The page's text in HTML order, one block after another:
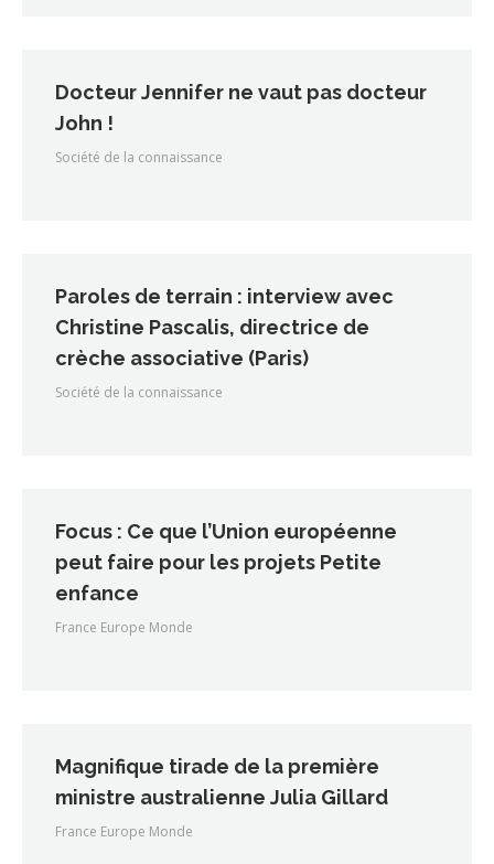
Docteur Jennifer ne vaut pas docteur
John !
Société de la connaissance
Paroles de terrain : interview avec
Christine Pascalis, directrice de
crèche associative (Paris)
Société de la connaissance
Focus : Ce que l’Union européenne
peut faire pour les projets Petite
enfance
France Europe Monde
Magnifique tirade de la première
ministre australienne Julia Gillard
France Europe Monde